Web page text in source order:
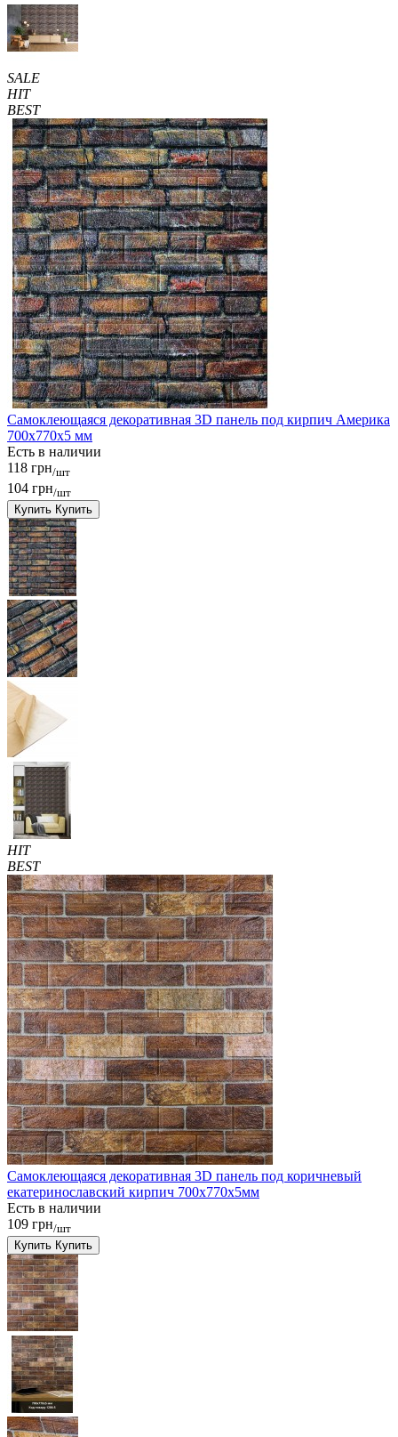
SALE
HIT
BEST
Самоклеющаяся декоративная 3D панель под кирпич Америка
700x770x5 мм
Есть в наличии
118 грн/шт
104 грн/шт
Купить Купить
HIT
BEST
Самоклеющаяся декоративная 3D панель под коричневый
екатеринославский кирпич 700x770x5мм
Есть в наличии
109 грн/шт
Купить Купить